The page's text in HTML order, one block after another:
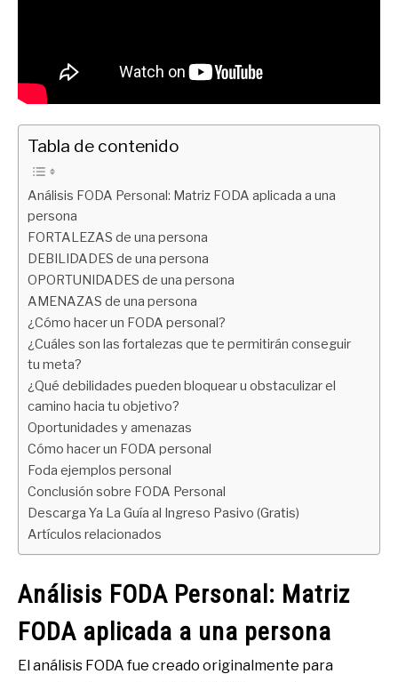
Tabla de contenido
Análisis FODA Personal: Matriz FODA aplicada a una
persona
FORTALEZAS de una persona
DEBILIDADES de una persona
OPORTUNIDADES de una persona
AMENAZAS de una persona
¿Cómo hacer un FODA personal?
¿Cuáles son las fortalezas que te permitirán conseguir
tu meta?
¿Qué debilidades pueden bloquear u obstaculizar el
camino hacia tu objetivo?
Oportunidades y amenazas
Cómo hacer un FODA personal
Foda ejemplos personal
Conclusión sobre FODA Personal
Descarga Ya La Guía al Ingreso Pasivo (Gratis)
Artículos relacionados
Análisis FODA Personal: Matriz
FODA aplicada a una persona
El análisis FODA fue creado originalmente para